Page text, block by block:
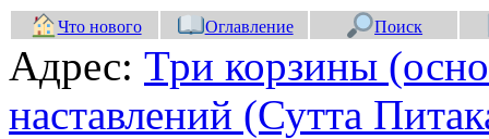
Что нового Оглавление Поиск
Адрес: Три корзины
наставлений (Сутта